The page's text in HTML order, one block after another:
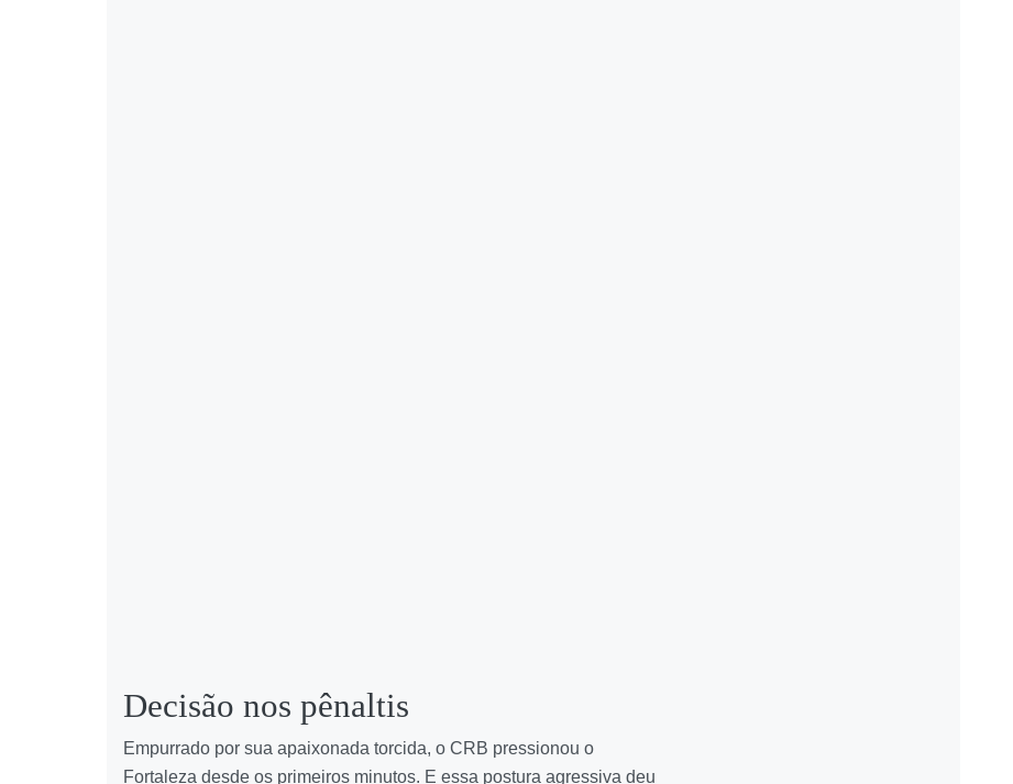
Decisão nos pênaltis
Empurrado por sua apaixonada torcida, o CRB pressionou o
Fortaleza desde os primeiros minutos. E essa postura agressiva deu